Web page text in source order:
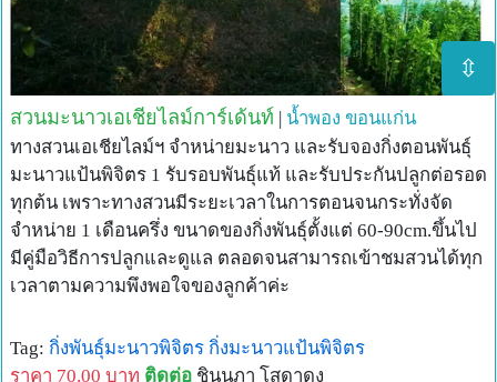
⇳
สวนมะนาวเอเชียไลม์การ์เด้นท์ | น้ำพอง ขอนแก่น
ทางสวนเอเชียไลม์ฯ จำหน่ายมะนาว และรับจองกิ่งตอนพันธุ์
มะนาวแป้นพิจิตร 1 รับรอบพันธุ์แท้ และรับประกันปลูกต่อรอด
ทุกต้น เพราะทางสวนมีระยะเวลาในการตอนจนกระทั่งจัด
จำหน่าย 1 เดือนครึ่ง ขนาดของกิ่งพันธุ์ตั้งแต่ 60-90cm.ขึ้นไป
มีคู่มือวิธีการปลูกและดูแล ตลอดจนสามารถเข้าชมสวนได้ทุก
เวลาตามความพึงพอใจของลูกค้าค่ะ
Tag: กิ่งพันธุ์มะนาวพิจิตร กิ่งมะนาวแป้นพิจิตร
ราคา 70.00 บาท ติดต่อ ชินนภา โสดาดง